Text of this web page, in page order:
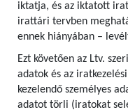
iktatja, és az iktatott
irattári tervben
ennek hiányában –
Ezt követően az Ltv.
adatok és az
kezelendő személyes
adatot törli (iratokat